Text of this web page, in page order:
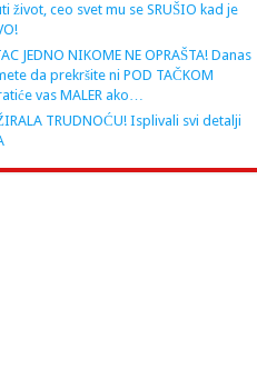
život, ceo svet mu se SRUŠIO kad je
JEDNO NIKOME NE OPRAŠTA! Danas
da prekršite ni POD TAČKOM
vas MALER ako…
TRUDNOĆU! Isplivali svi detalji